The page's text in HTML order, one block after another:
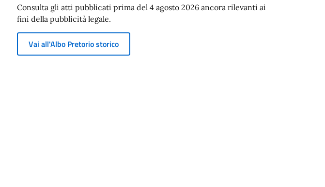
Consulta gli atti pubblicati prima del 4 agosto 2026 ancora rilevanti ai
fini della pubblicità legale.
Vai all'Albo Pretorio storico